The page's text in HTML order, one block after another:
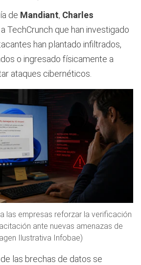
de Mandiant, Charles
TechCrunch que han investigado
han plantado infiltrados,
o ingresado físicamente a
ataques cibernéticos.
las empresas reforzar la verificación
ante nuevas amenazas de
Ilustrativa Infobae)
las brechas de datos se